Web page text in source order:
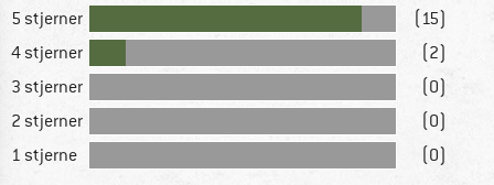
5 stjerner
(15)
4 stjerner
(2)
3 stjerner
(0)
2 stjerner
(0)
1 stjerne
(0)